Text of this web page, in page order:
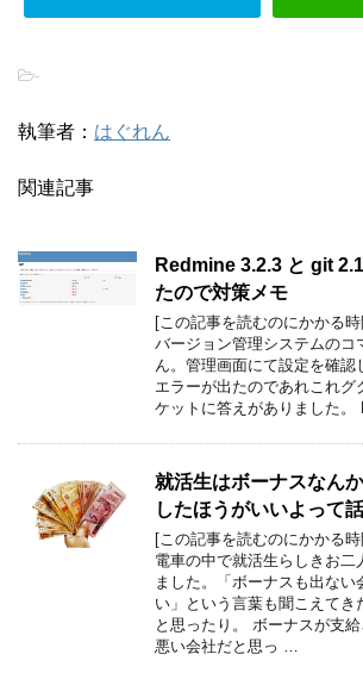
-
執筆者： はぐれん
関連記事
Redmine 3.2.3 と git
たので対策メモ
[この記事を読むのにかかる時
バージョン管理システムのコ
ん。管理画面にて設定を確認
エラーが出たのであれこれグ
ケットに答えがありました
就活生はボーナスなん
したほうがいいよって話
[この記事を読むのにかかる時
電車の中で就活生らしきお二
ました。「ボーナスも出ない
い」という言葉も聞こえてき
と思ったり。 ボーナスが支
悪い会社だと思っ …